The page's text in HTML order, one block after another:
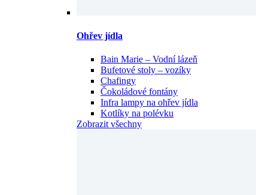
Ohřev jídla
Bain Marie – Vodní lázeň
Bufetové stoly – vozíky
Chafingy
Čokoládové fontány
Infra lampy na ohřev jídla
Kotlíky na polévku
Zobrazit všechny